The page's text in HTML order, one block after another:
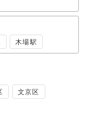
木場駅
文京区